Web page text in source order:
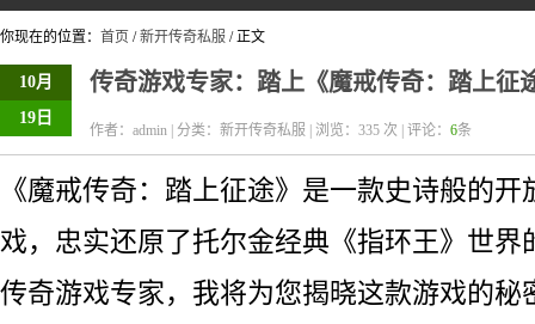
你现在的位置： 首页 /新开传奇私服 / 正文
10月
19日
传奇游戏专家：踏上《魔戒传奇：踏上征
作者：admin | 分类：新开传奇私服 | 浏览： 335 次 | 评论： 6条
《魔戒传奇：踏上征途》是一款史诗般的
戏，忠实还原了托尔金经典《指环王》世界
传奇游戏专家，我将为您揭晓这款游戏的秘